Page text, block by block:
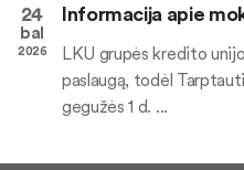
24
bal
2026
Informacija apie
LKU grupės kredito
paslaugą, todėl
gegužės 1 d. ...